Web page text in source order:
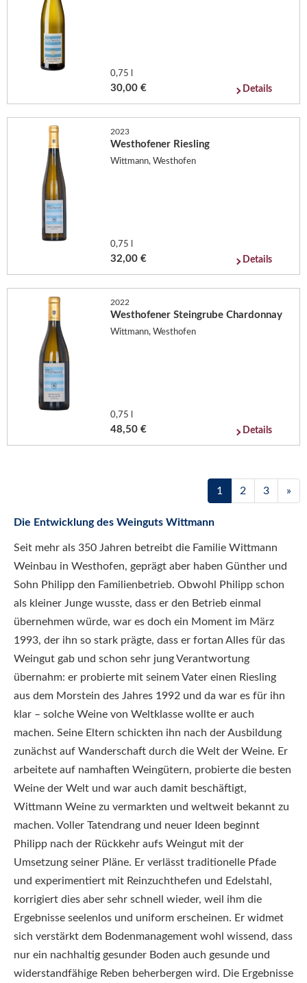
0,75 l
30,00 € Details
2023
Westhofener Riesling
Wittmann, Westhofen
0,75 l
32,00 € Details
2022
Westhofener Steingrube Chardonnay
Wittmann, Westhofen
0,75 l
48,50 € Details
1 2 3 »
Die Entwicklung des Weinguts Wittmann
Seit mehr als 350 Jahren betreibt die Familie Wittmann
Weinbau in Westhofen, geprägt aber haben Günther und
Sohn Philipp den Familienbetrieb. Obwohl Philipp schon
als kleiner Junge wusste, dass er den Betrieb einmal
übernehmen würde, war es doch ein Moment im März
1993, der ihn so stark prägte, dass er fortan Alles für das
Weingut gab und schon sehr jung Verantwortung
übernahm: er probierte mit seinem Vater einen Riesling
aus dem Morstein des Jahres 1992 und da war es für ihn
klar – solche Weine von Weltklasse wollte er auch
machen. Seine Eltern schickten ihn nach der Ausbildung
zunächst auf Wanderschaft durch die Welt der Weine. Er
arbeitete auf namhaften Weingütern, probierte die besten
Weine der Welt und war auch damit beschäftigt,
Wittmann Weine zu vermarkten und weltweit bekannt zu
machen. Voller Tatendrang und neuer Ideen beginnt
Philipp nach der Rückkehr aufs Weingut mit der
Umsetzung seiner Pläne. Er verlässt traditionelle Pfade
und experimentiert mit Reinzuchthefen und Edelstahl,
korrigiert dies aber sehr schnell wieder, weil ihm die
Ergebnisse seelenlos und uniform erscheinen. Er widmet
sich verstärkt dem Bodenmanagement wohl wissend, dass
nur ein nachhaltig gesunder Boden auch gesunde und
widerstandfähige Reben beherbergen wird. Die Ergebnisse